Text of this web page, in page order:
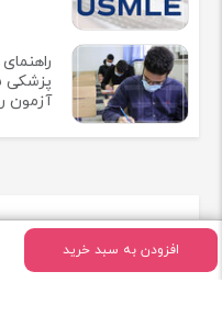
افزودن به سبد خرید
آزمون
اطلاعات تماس
میدان انقلاب خیابان